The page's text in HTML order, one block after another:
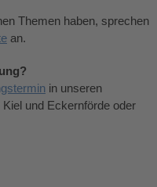
Themen haben, sprechen
an.
in unseren
und Eckernförde oder